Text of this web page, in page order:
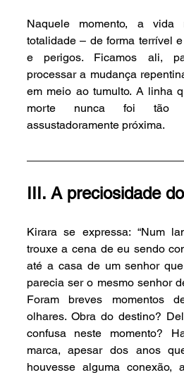
Naquele momento, a vida
totalidade – de forma terrível
e perigos. Ficamos ali,
processar a mudança
em meio ao tumulto. A linha
morte nunca foi tão
assustadoramente próxima.
III. A preciosidade
Kirara se expressa: “Num
trouxe a cena de eu sendo
até a casa de um senhor
parecia ser o mesmo senhor
Foram breves momentos
olhares. Obra do destino?
confusa neste momento?
marca, apesar dos anos
houvesse alguma conexão,